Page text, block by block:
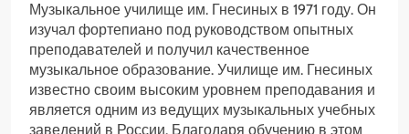
Музыкальное училище им. Гнесиных в 1971 году. Он
изучал фортепиано под руководством опытных
преподавателей и получил качественное
музыкальное образование. Училище им. Гнесиных
известно своим высоким уровнем преподавания и
является одним из ведущих музыкальных учебных
заведений в России. Благодаря обучению в этом